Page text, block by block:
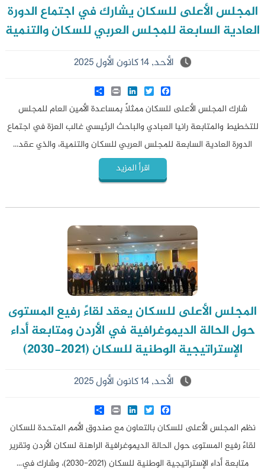
المجلس الأعلى للسكان يشارك في اجتماع الدورة
العادية السابعة للمجلس العربي للسكان والتنمية
الأحد, 14 كانون الأول 2025
Facebook
Twitter
LinkedIn
Print
شارك المجلس الأعلى للسكان ممثلاً بمساعدة الأمين العام للمجلس
للتخطيط والمتابعة رانيا العبادي والباحث الرئيسي غالب العزة في اجتماع
الدورة العادية السابعة للمجلس العربي للسكان والتنمية، والذي عقد...
اقرأ المزيد
المجلس الأعلى للسكان يعقد لقاءً رفيع المستوى
حول الحالة الديموغرافية في الأردن ومتابعة أداء
الإستراتيجية الوطنية للسكان (2021-2030)
الأحد, 14 كانون الأول 2025
Facebook
Twitter
LinkedIn
Print
نظم المجلس الأعلى للسكان بالتعاون مع صندوق الأمم المتحدة للسكان
لقاءً رفيع المستوى حول الحالة الديموغرافية الراهنة لسكان الأردن وتقرير
متابعة أداء الإستراتيجية الوطنية للسكان (2021-2030)، وشارك في...